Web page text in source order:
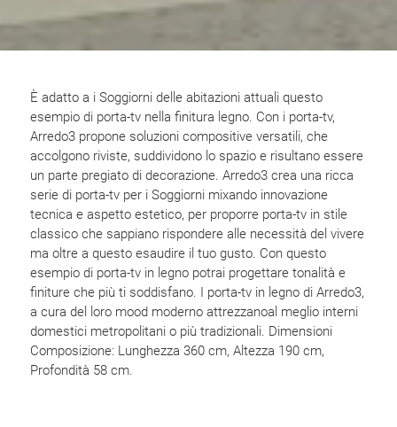
È adatto a i Soggiorni delle abitazioni attuali questo
esempio di porta-tv nella finitura legno. Con i porta-tv,
Arredo3 propone soluzioni compositive versatili, che
accolgono riviste, suddividono lo spazio e risultano essere
un parte pregiato di decorazione. Arredo3 crea una ricca
serie di porta-tv per i Soggiorni mixando innovazione
tecnica e aspetto estetico, per proporre porta-tv in stile
classico che sappiano rispondere alle necessità del vivere
ma oltre a questo esaudire il tuo gusto. Con questo
esempio di porta-tv in legno potrai progettare tonalità e
finiture che più ti soddisfano. I porta-tv in legno di Arredo3,
a cura del loro mood moderno attrezzanoal meglio interni
domestici metropolitani o più tradizionali. Dimensioni
Composizione: Lunghezza 360 cm, Altezza 190 cm,
Profondità 58 cm.